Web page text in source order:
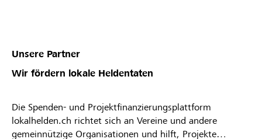
Unsere Partner
Wir fördern lokale Heldentaten
Die Spenden- und Projektfinanzierungsplattform
lokalhelden.ch richtet sich an Vereine und andere
gemeinnützige Organisationen und hilft, Projekte